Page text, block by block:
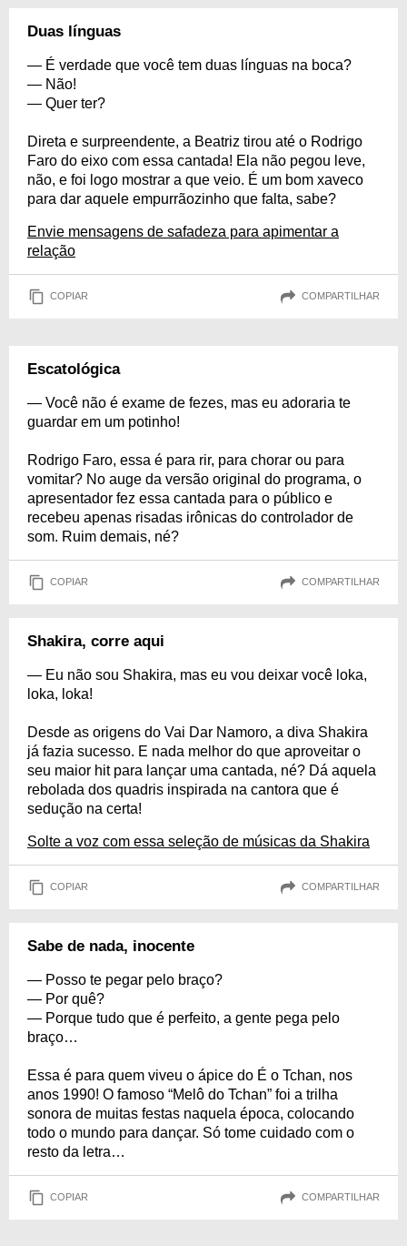
Duas línguas
— É verdade que você tem duas línguas na boca?
— Não!
— Quer ter?
Direta e surpreendente, a Beatriz tirou até o Rodrigo
Faro do eixo com essa cantada! Ela não pegou leve,
não, e foi logo mostrar a que veio. É um bom xaveco
para dar aquele empurrãozinho que falta, sabe?
Envie mensagens de safadeza para apimentar a
relação
COPIAR COMPARTILHAR
Escatológica
— Você não é exame de fezes, mas eu adoraria te
guardar em um potinho!
Rodrigo Faro, essa é para rir, para chorar ou para
vomitar? No auge da versão original do programa, o
apresentador fez essa cantada para o público e
recebeu apenas risadas irônicas do controlador de
som. Ruim demais, né?
COPIAR COMPARTILHAR
Shakira, corre aqui
— Eu não sou Shakira, mas eu vou deixar você loka,
loka, loka!
Desde as origens do Vai Dar Namoro, a diva Shakira
já fazia sucesso. E nada melhor do que aproveitar o
seu maior hit para lançar uma cantada, né? Dá aquela
rebolada dos quadris inspirada na cantora que é
sedução na certa!
Solte a voz com essa seleção de músicas da Shakira
COPIAR COMPARTILHAR
Sabe de nada, inocente
— Posso te pegar pelo braço?
— Por quê?
— Porque tudo que é perfeito, a gente pega pelo
braço…
Essa é para quem viveu o ápice do É o Tchan, nos
anos 1990! O famoso “Melô do Tchan” foi a trilha
sonora de muitas festas naquela época, colocando
todo o mundo para dançar. Só tome cuidado com o
resto da letra…
COPIAR COMPARTILHAR